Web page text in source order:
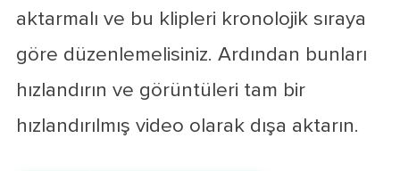
aktarmalı ve bu klipleri kronolojik sıraya
göre düzenlemelisiniz. Ardından bunları
hızlandırın ve görüntüleri tam bir
hızlandırılmış video olarak dışa aktarın.
